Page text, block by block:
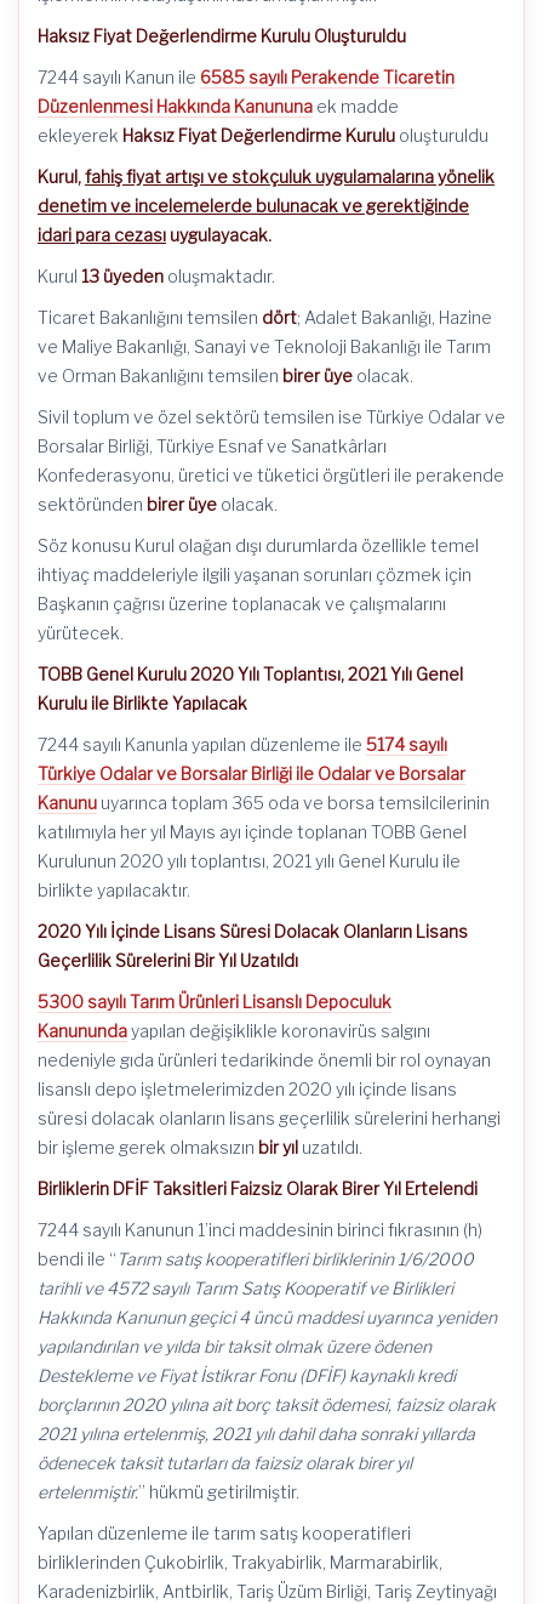
Haksız Fiyat Değerlendirme Kurulu Oluşturuldu
7244 sayılı Kanun ile 6585 sayılı Perakende Ticaretin
Düzenlenmesi Hakkında Kanununa ek madde
ekleyerek Haksız Fiyat Değerlendirme Kurulu oluşturuldu
Kurul,fahiş fiyat artışı ve stokçuluk uygulamalarına yönelik
denetim ve incelemelerde bulunacak ve gerektiğinde
idari para cezası uygulayacak.
Kurul 13 üyeden oluşmaktadır.
Ticaret Bakanlığını temsilen dört; Adalet Bakanlığı, Hazine
ve Maliye Bakanlığı, Sanayi ve Teknoloji Bakanlığı ile Tarım
ve Orman Bakanlığını temsilen birer üye olacak.
Sivil toplum ve özel sektörü temsilen ise Türkiye Odalar ve
Borsalar Birliği, Türkiye Esnaf ve Sanatkârları
Konfederasyonu, üretici ve tüketici örgütleri ile perakende
sektöründen birer üye olacak.
Söz konusu Kurul olağan dışı durumlarda özellikle temel
ihtiyaç maddeleriyle ilgili yaşanan sorunları çözmek için
Başkanın çağrısı üzerine toplanacak ve çalışmalarını
yürütecek.
TOBB Genel Kurulu 2020 Yılı Toplantısı, 2021 Yılı Genel
Kurulu ile Birlikte Yapılacak
7244 sayılı Kanunla yapılan düzenleme ile 5174 sayılı
Türkiye Odalar ve Borsalar Birliği ile Odalar ve Borsalar
Kanunu uyarınca toplam 365 oda ve borsa temsilcilerinin
katılımıyla her yıl Mayıs ayı içinde toplanan TOBB Genel
Kurulunun 2020 yılı toplantısı, 2021 yılı Genel Kurulu ile
birlikte yapılacaktır.
2020 Yılı İçinde Lisans Süresi Dolacak Olanların Lisans
Geçerlilik Sürelerini Bir Yıl Uzatıldı
5300 sayılı Tarım Ürünleri Lisanslı Depoculuk
Kanunundayapılan değişiklikle koronavirüs salgını
nedeniyle gıda ürünleri tedarikinde önemli bir rol oynayan
lisanslı depo işletmelerimizden 2020 yılı içinde lisans
süresi dolacak olanların lisans geçerlilik sürelerini herhangi
bir işleme gerek olmaksızın bir yıl uzatıldı.
Birliklerin DFİF Taksitleri Faizsiz Olarak Birer Yıl Ertelendi
7244 sayılı Kanunun 1’inci maddesinin birinci fıkrasının (h)
bendi ile “ Tarım satış kooperatifleri birliklerinin 1/6/2000
tarihli ve 4572 sayılı Tarım Satış Kooperatif ve Birlikleri
Hakkında Kanunun geçici 4 üncü maddesi uyarınca yeniden
yapılandırılan ve yılda bir taksit olmak üzere ödenen
Destekleme ve Fiyat İstikrar Fonu (DFİF) kaynaklı kredi
borçlarının 2020 yılına ait borç taksit ödemesi, faizsiz olarak
2021 yılına ertelenmiş, 2021 yılı dahil daha sonraki yıllarda
ödenecek taksit tutarları da faizsiz olarak birer yıl
ertelenmiştir.” hükmü getirilmiştir.
Yapılan düzenleme ile tarım satış kooperatifleri
birliklerinden Çukobirlik, Trakyabirlik, Marmarabirlik,
Karadenizbirlik, Antbirlik, Tariş Üzüm Birliği, Tariş Zeytinyağı